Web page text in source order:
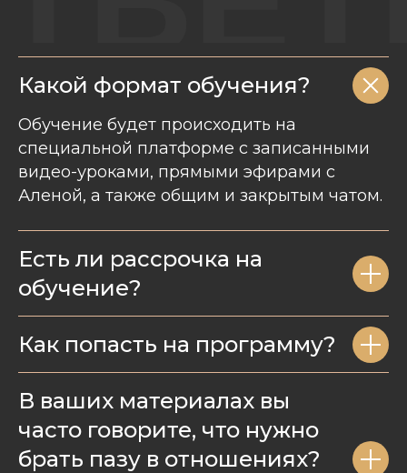
Какой формат обучения?
Обучение будет происходить на
специальной платформе с записанными
видео-уроками, прямыми эфирами с
Аленой, а также общим и закрытым чатом.
Есть ли рассрочка на
обучение?
Как попасть на программу?
В ваших материалах вы
часто говорите, что нужно
брать пазу в отношениях?